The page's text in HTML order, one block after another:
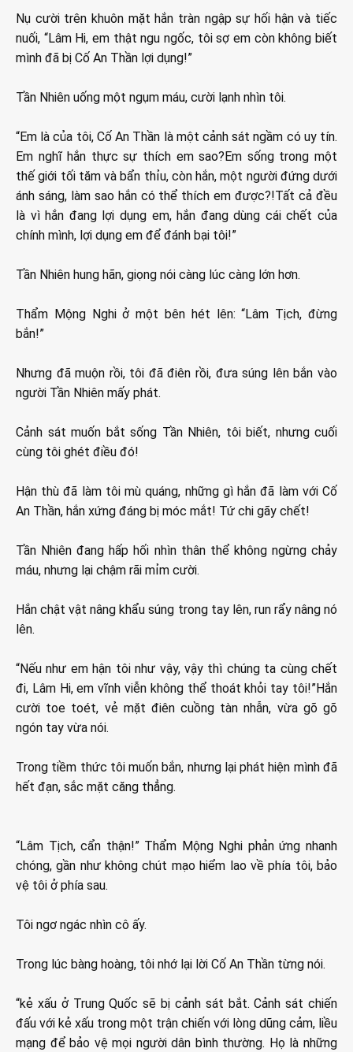
Nụ cười trên khuôn mặt hắn tràn ngập sự hối hận và tiếc
nuối, “Lâm Hi, em thật ngu ngốc, tôi sợ em còn không biết
mình đã bị Cố An Thần lợi dụng!”
Tần Nhiên uống một ngụm máu, cười lạnh nhìn tôi.
“Em là của tôi, Cố An Thần là một cảnh sát ngầm có uy tín.
Em nghĩ hắn thực sự thích em sao?Em sống trong một
thế giới tối tăm và bẩn thỉu, còn hắn, một người đứng dưới
ánh sáng, làm sao hắn có thể thích em được?!Tất cả đều
là vì hắn đang lợi dụng em, hắn đang dùng cái chết của
chính mình, lợi dụng em để đánh bại tôi!”
Tần Nhiên hung hãn, giọng nói càng lúc càng lớn hơn.
Thẩm Mộng Nghi ở một bên hét lên: “Lâm Tịch, đừng
bắn!”
Nhưng đã muộn rồi, tôi đã điên rồi, đưa súng lên bắn vào
người Tần Nhiên mấy phát.
Cảnh sát muốn bắt sống Tần Nhiên, tôi biết, nhưng cuối
cùng tôi ghét điều đó!
Hận thù đã làm tôi mù quáng, những gì hắn đã làm với Cố
An Thần, hắn xứng đáng bị móc mắt! Tứ chi gãy chết!
Tần Nhiên đang hấp hối nhìn thân thể không ngừng chảy
máu, nhưng lại chậm rãi mỉm cười.
Hắn chật vật nâng khẩu súng trong tay lên, run rẩy nâng nó
lên.
“Nếu như em hận tôi như vậy, vậy thì chúng ta cùng chết
đi, Lâm Hi, em vĩnh viễn không thể thoát khỏi tay tôi!”Hắn
cười toe toét, vẻ mặt điên cuồng tàn nhẫn, vừa gõ gõ
ngón tay vừa nói.
Trong tiềm thức tôi muốn bắn, nhưng lại phát hiện mình đã
hết đạn, sắc mặt căng thẳng.
“Lâm Tịch, cẩn thận!” Thẩm Mộng Nghi phản ứng nhanh
chóng, gần như không chút mạo hiểm lao về phía tôi, bảo
vệ tôi ở phía sau.
Tôi ngơ ngác nhìn cô ấy.
Trong lúc bàng hoàng, tôi nhớ lại lời Cố An Thần từng nói.
“kẻ xấu ở Trung Quốc sẽ bị cảnh sát bắt. Cảnh sát chiến
đấu với kẻ xấu trong một trận chiến với lòng dũng cảm, liều
mạng để bảo vệ mọi người dân bình thường. Họ là những